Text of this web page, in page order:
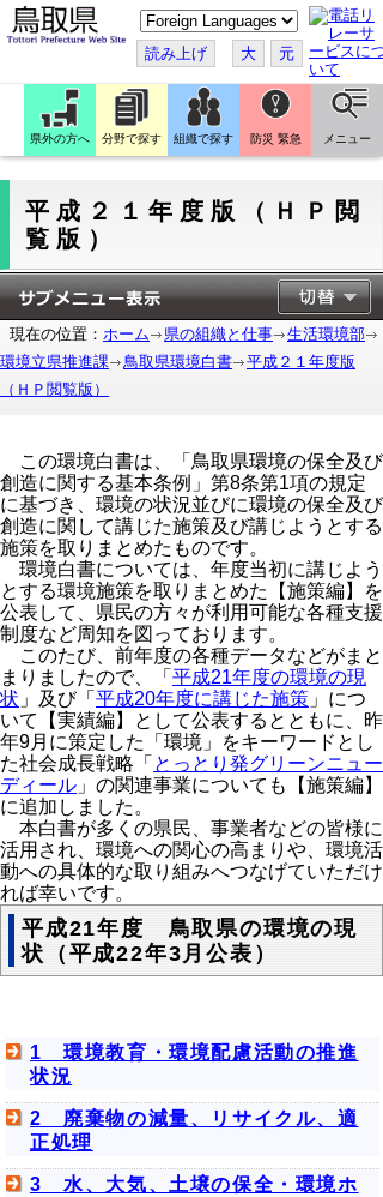
こ
の
ペ
ー
ジ
翻
訳
す
読み上げ 大 元
県外の方へ 分野で探す 組織で探す 防災 緊急 メニュー
平成２１年度版（ＨＰ閲
覧版）
現在の位置： ホーム 県の組織と仕事
生活環境部
環境立県推進課
鳥取県環境白書
平成２１年度版
（ＨＰ閲覧版）
この環境白書は、「鳥取県環境の保全及び
創造に関する基本条例」第8条第1項の規定
に基づき、環境の状況並びに環境の保全及び
創造に関して講じた施策及び講じようとする
施策を取りまとめたものです。
環境白書については、年度当初に講じよう
とする環境施策を取りまとめた【施策編】を
公表して、県民の方々が利用可能な各種支援
制度など周知を図っております。
このたび、前年度の各種データなどがまと
まりましたので、「 平成21年度の環境の現
状 」及び「 平成20年度に講じた施策 」につ
いて【実績編】として公表するとともに、昨
年9月に策定した「環境」をキーワードとし
た社会成長戦略「 とっとり発グリーンニュー
ディール 」の関連事業についても【施策編】
に追加しました。
本白書が多くの県民、事業者などの皆様に
活用され、環境への関心の高まりや、環境活
動への具体的な取り組みへつなげていただけ
れば幸いです。
平成21年度 鳥取県の環境の現
状（平成22年3月公表）
1 環境教育・環境配慮活動の推進
状況
2 廃棄物の減量、リサイクル、適
正処理
3 水、大気、土壌の保全・環境ホ